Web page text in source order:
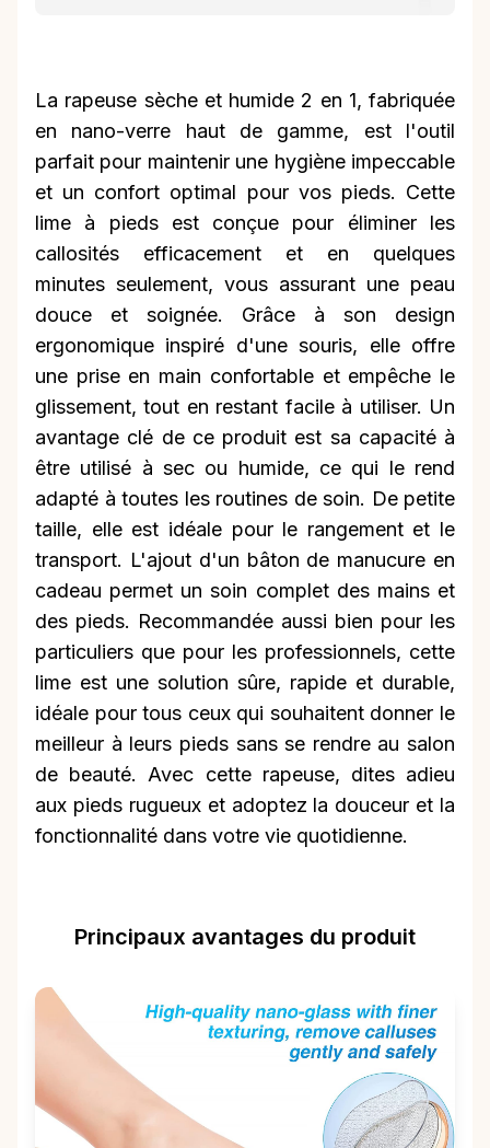
La rapeuse sèche et humide 2 en 1, fabriquée
en nano-verre haut de gamme, est l'outil
parfait pour maintenir une hygiène impeccable
et un confort optimal pour vos pieds. Cette
lime à pieds est conçue pour éliminer les
callosités efficacement et en quelques
minutes seulement, vous assurant une peau
douce et soignée. Grâce à son design
ergonomique inspiré d'une souris, elle offre
une prise en main confortable et empêche le
glissement, tout en restant facile à utiliser. Un
avantage clé de ce produit est sa capacité à
être utilisé à sec ou humide, ce qui le rend
adapté à toutes les routines de soin. De petite
taille, elle est idéale pour le rangement et le
transport. L'ajout d'un bâton de manucure en
cadeau permet un soin complet des mains et
des pieds. Recommandée aussi bien pour les
particuliers que pour les professionnels, cette
lime est une solution sûre, rapide et durable,
idéale pour tous ceux qui souhaitent donner le
meilleur à leurs pieds sans se rendre au salon
de beauté. Avec cette rapeuse, dites adieu
aux pieds rugueux et adoptez la douceur et la
fonctionnalité dans votre vie quotidienne.
Principaux avantages du produit